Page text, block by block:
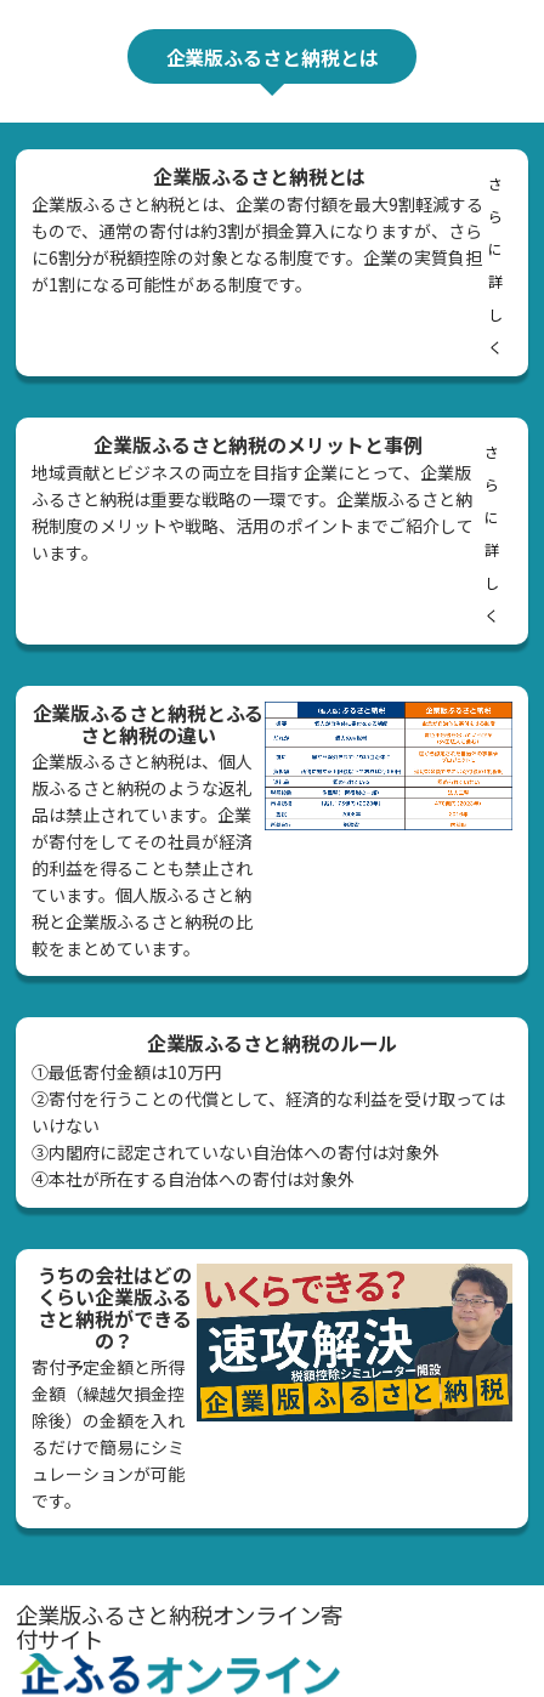
企業版ふるさと納税とは
企業版ふるさと納税とは
企業版ふるさと納税とは、企業の寄付額を最大9割軽減する
もので、通常の寄付は約3割が損金算入になりますが、さら
に6割分が税額控除の対象となる制度です。企業の実質負担
が1割になる可能性がある制度です。
さ
ら
に
詳
し
く
企業版ふるさと納税のメリットと事例
地域貢献とビジネスの両立を目指す企業にとって、企業版
ふるさと納税は重要な戦略の一環です。企業版ふるさと納
税制度のメリットや戦略、活用のポイントまでご紹介して
います。
さ
ら
に
詳
し
く
企業版ふるさと納税とふる
さと納税の違い
企業版ふるさと納税は、個人
版ふるさと納税のような返礼
品は禁止されています。企業
が寄付をしてその社員が経済
的利益を得ることも禁止され
ています。個人版ふるさと納
税と企業版ふるさと納税の比
較をまとめています。
企業版ふるさと納税のルール
①最低寄付金額は10万円
②寄付を行うことの代償として、経済的な利益を受け取っては
いけない
➂内閣府に認定されていない自治体への寄付は対象外
④本社が所在する自治体への寄付は対象外
うちの会社はどの
くらい企業版ふる
さと納税ができる
の？
寄付予定金額と所得
金額（繰越欠損金控
除後）の金額を入れ
るだけで簡易にシミ
ュレーションが可能
です。
企業版ふるさと納税オンライン寄
付サイト